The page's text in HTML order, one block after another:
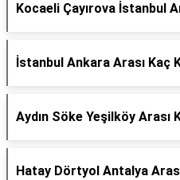
Kocaeli Çayırova İstanbul
İstanbul Ankara Arası Kaç
Aydın Söke Yeşilköy Arası
Hatay Dörtyol Antalya